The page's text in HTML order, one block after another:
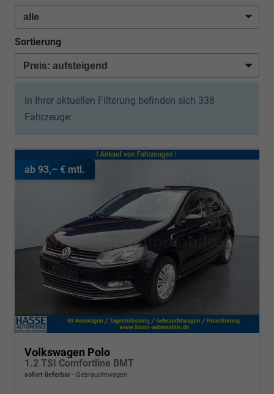
Sortierung
In Ihrer aktuellen Filterung befinden sich 338
Fahrzeuge:
ab 93,– € mtl.
Volkswagen Polo
1.2 TSI Comfortline BMT
sofort lieferbar Gebrauchtwagen